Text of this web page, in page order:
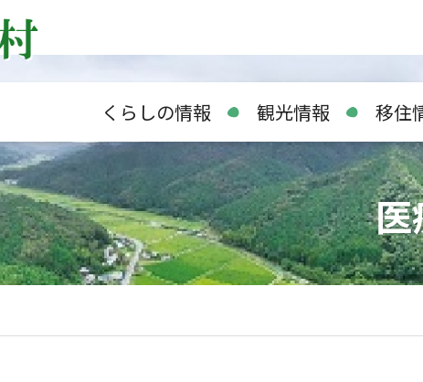
くらしの情報 観光情報 移住
医